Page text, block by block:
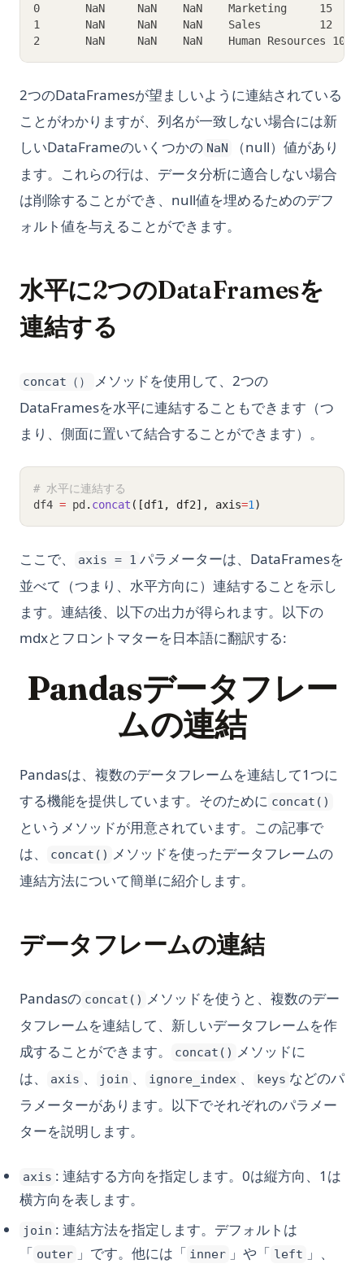
0       NaN     NaN    NaN    Marketing     15
1       NaN     NaN    NaN    Sales         12
2       NaN     NaN    NaN    Human Resources 10
2つのDataFramesが望ましいように連結されている
ことがわかりますが、列名が一致しない場合には新
しいDataFrameのいくつかの NaN
（null）値があり
ます。これらの行は、データ分析に適合しない場合
は削除することができ、null値を埋めるためのデフ
ォルト値を与えることができます。
水平に2つのDataFramesを
連結する
concat（）
メソッドを使用して、2つの
DataFramesを水平に連結することもできます（つ
まり、側面に置いて結合することができます）。
# 水平に連結する
df4 = pd . concat ([df1, df2], axis=1 )
ここで、 axis = 1 パラメーターは、DataFramesを
並べて（つまり、水平方向に）連結することを示し
ます。連結後、以下の出力が得られます。以下の
mdxとフロントマターを日本語に翻訳する:
Pandasデータフレー
ムの連結
Pandasは、複数のデータフレームを連結して1つに
する機能を提供しています。そのために concat()
というメソッドが用意されています。この記事で
は、
concat() メソッドを使ったデータフレームの
連結方法について簡単に紹介します。
データフレームの連結
Pandasの concat() メソッドを使うと、複数のデー
タフレームを連結して、新しいデータフレームを作
成することができます。
concat() メソッドに
は、
axis 、 join 、 ignore_index 、 keys などのパ
ラメーターがあります。以下でそれぞれのパラメー
ターを説明します。
axis : 連結する方向を指定します。0は縦方向、1は
横方向を表します。
join : 連結方法を指定します。デフォルトは
「 outer 」です。他には「 inner 」や「 left
」、